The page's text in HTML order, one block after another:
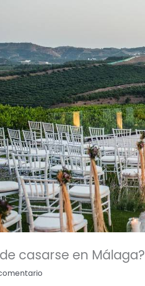
casarse en Málaga?